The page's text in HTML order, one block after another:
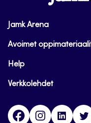
Jamk Arena
Avoimet
Help
Verkkolehdet
FacebookInstagram